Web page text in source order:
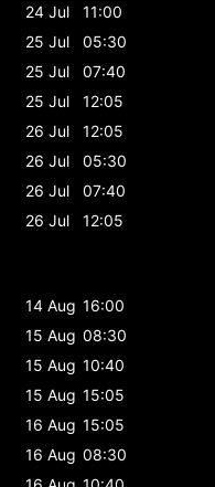
24 Jul
11:00
25 Jul
05:30
25 Jul
07:40
25 Jul
12:05
26 Jul
12:05
26 Jul
05:30
26 Jul
07:40
26 Jul
12:05
14 Aug 16:00
15 Aug 08:30
15 Aug 10:40
15 Aug 15:05
16 Aug 15:05
16 Aug 08:30